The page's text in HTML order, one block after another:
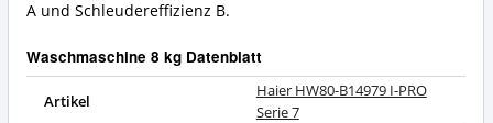
A und Schleudereffizienz B.
Waschmaschine 8 kg Datenblatt
Artikel
Haier HW80-B14979 I-PRO
Serie 7